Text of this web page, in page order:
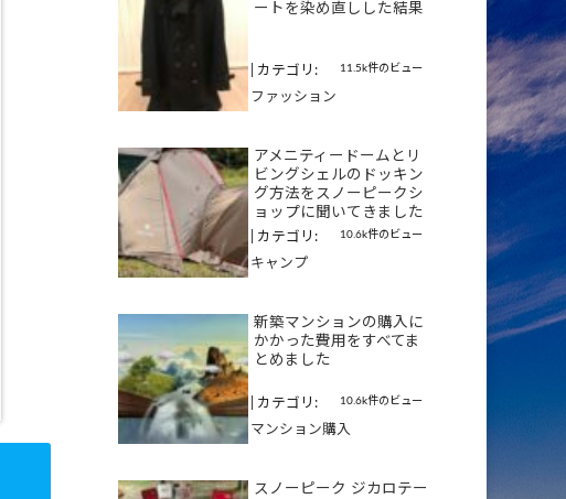
ートを染め直しした結果
11.5k件のビュー
カテゴリ:
ファッション
アメニティードームとリ
ビングシェルのドッキン
グ方法をスノーピークシ
ョップに聞いてきました
10.6k件のビュー
カテゴリ:
キャンプ
新築マンションの購入に
かかった費用をすべてま
とめました
10.6k件のビュー
カテゴリ:
マンション購入
スノーピーク ジカロテー